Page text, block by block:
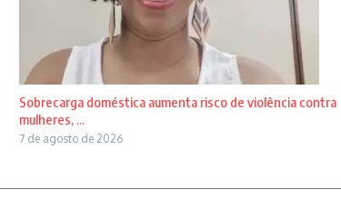
Sobrecarga doméstica aumenta risco de violência contra
mulheres, ...
7 de agosto de 2026